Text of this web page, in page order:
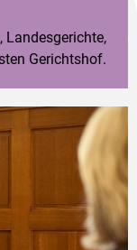
Landesgerichte,
Gerichtshof.